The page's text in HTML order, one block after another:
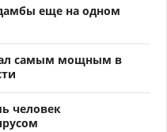
еще на одном
самым мощным в
человек